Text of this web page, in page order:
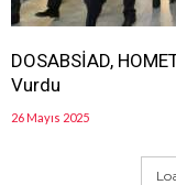
DOSABSİAD,
Vurdu
26 Mayıs 2025